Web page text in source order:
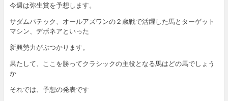
今週は弥生賞を予想します。
サダムパテック、オールアズワンの２歳戦で活躍した馬とターゲット
マシン、デボネアといった
新興勢力がぶつかります。
果たして、ここを勝ってクラシックの主役となる馬はどの馬でしょう
か
それでは、予想の発表です